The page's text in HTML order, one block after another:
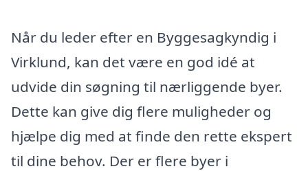
Når du leder efter en Byggesagkyndig i
Virklund, kan det være en god idé at
udvide din søgning til nærliggende byer.
Dette kan give dig flere muligheder og
hjælpe dig med at finde den rette ekspert
til dine behov. Der er flere byer i